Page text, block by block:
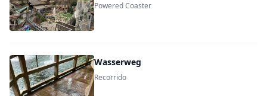
Powered Coaster
Wasserweg
Recorrido